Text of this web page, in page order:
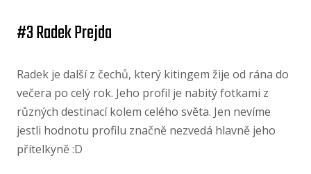
#3 Radek Prejda
Radek je další z čechů, který kitingem žije od rána do
večera po celý rok. Jeho profil je nabitý fotkami z
různých destinací kolem celého světa. Jen nevíme
jestli hodnotu profilu značně nezvedá hlavně jeho
přítelkyně :D